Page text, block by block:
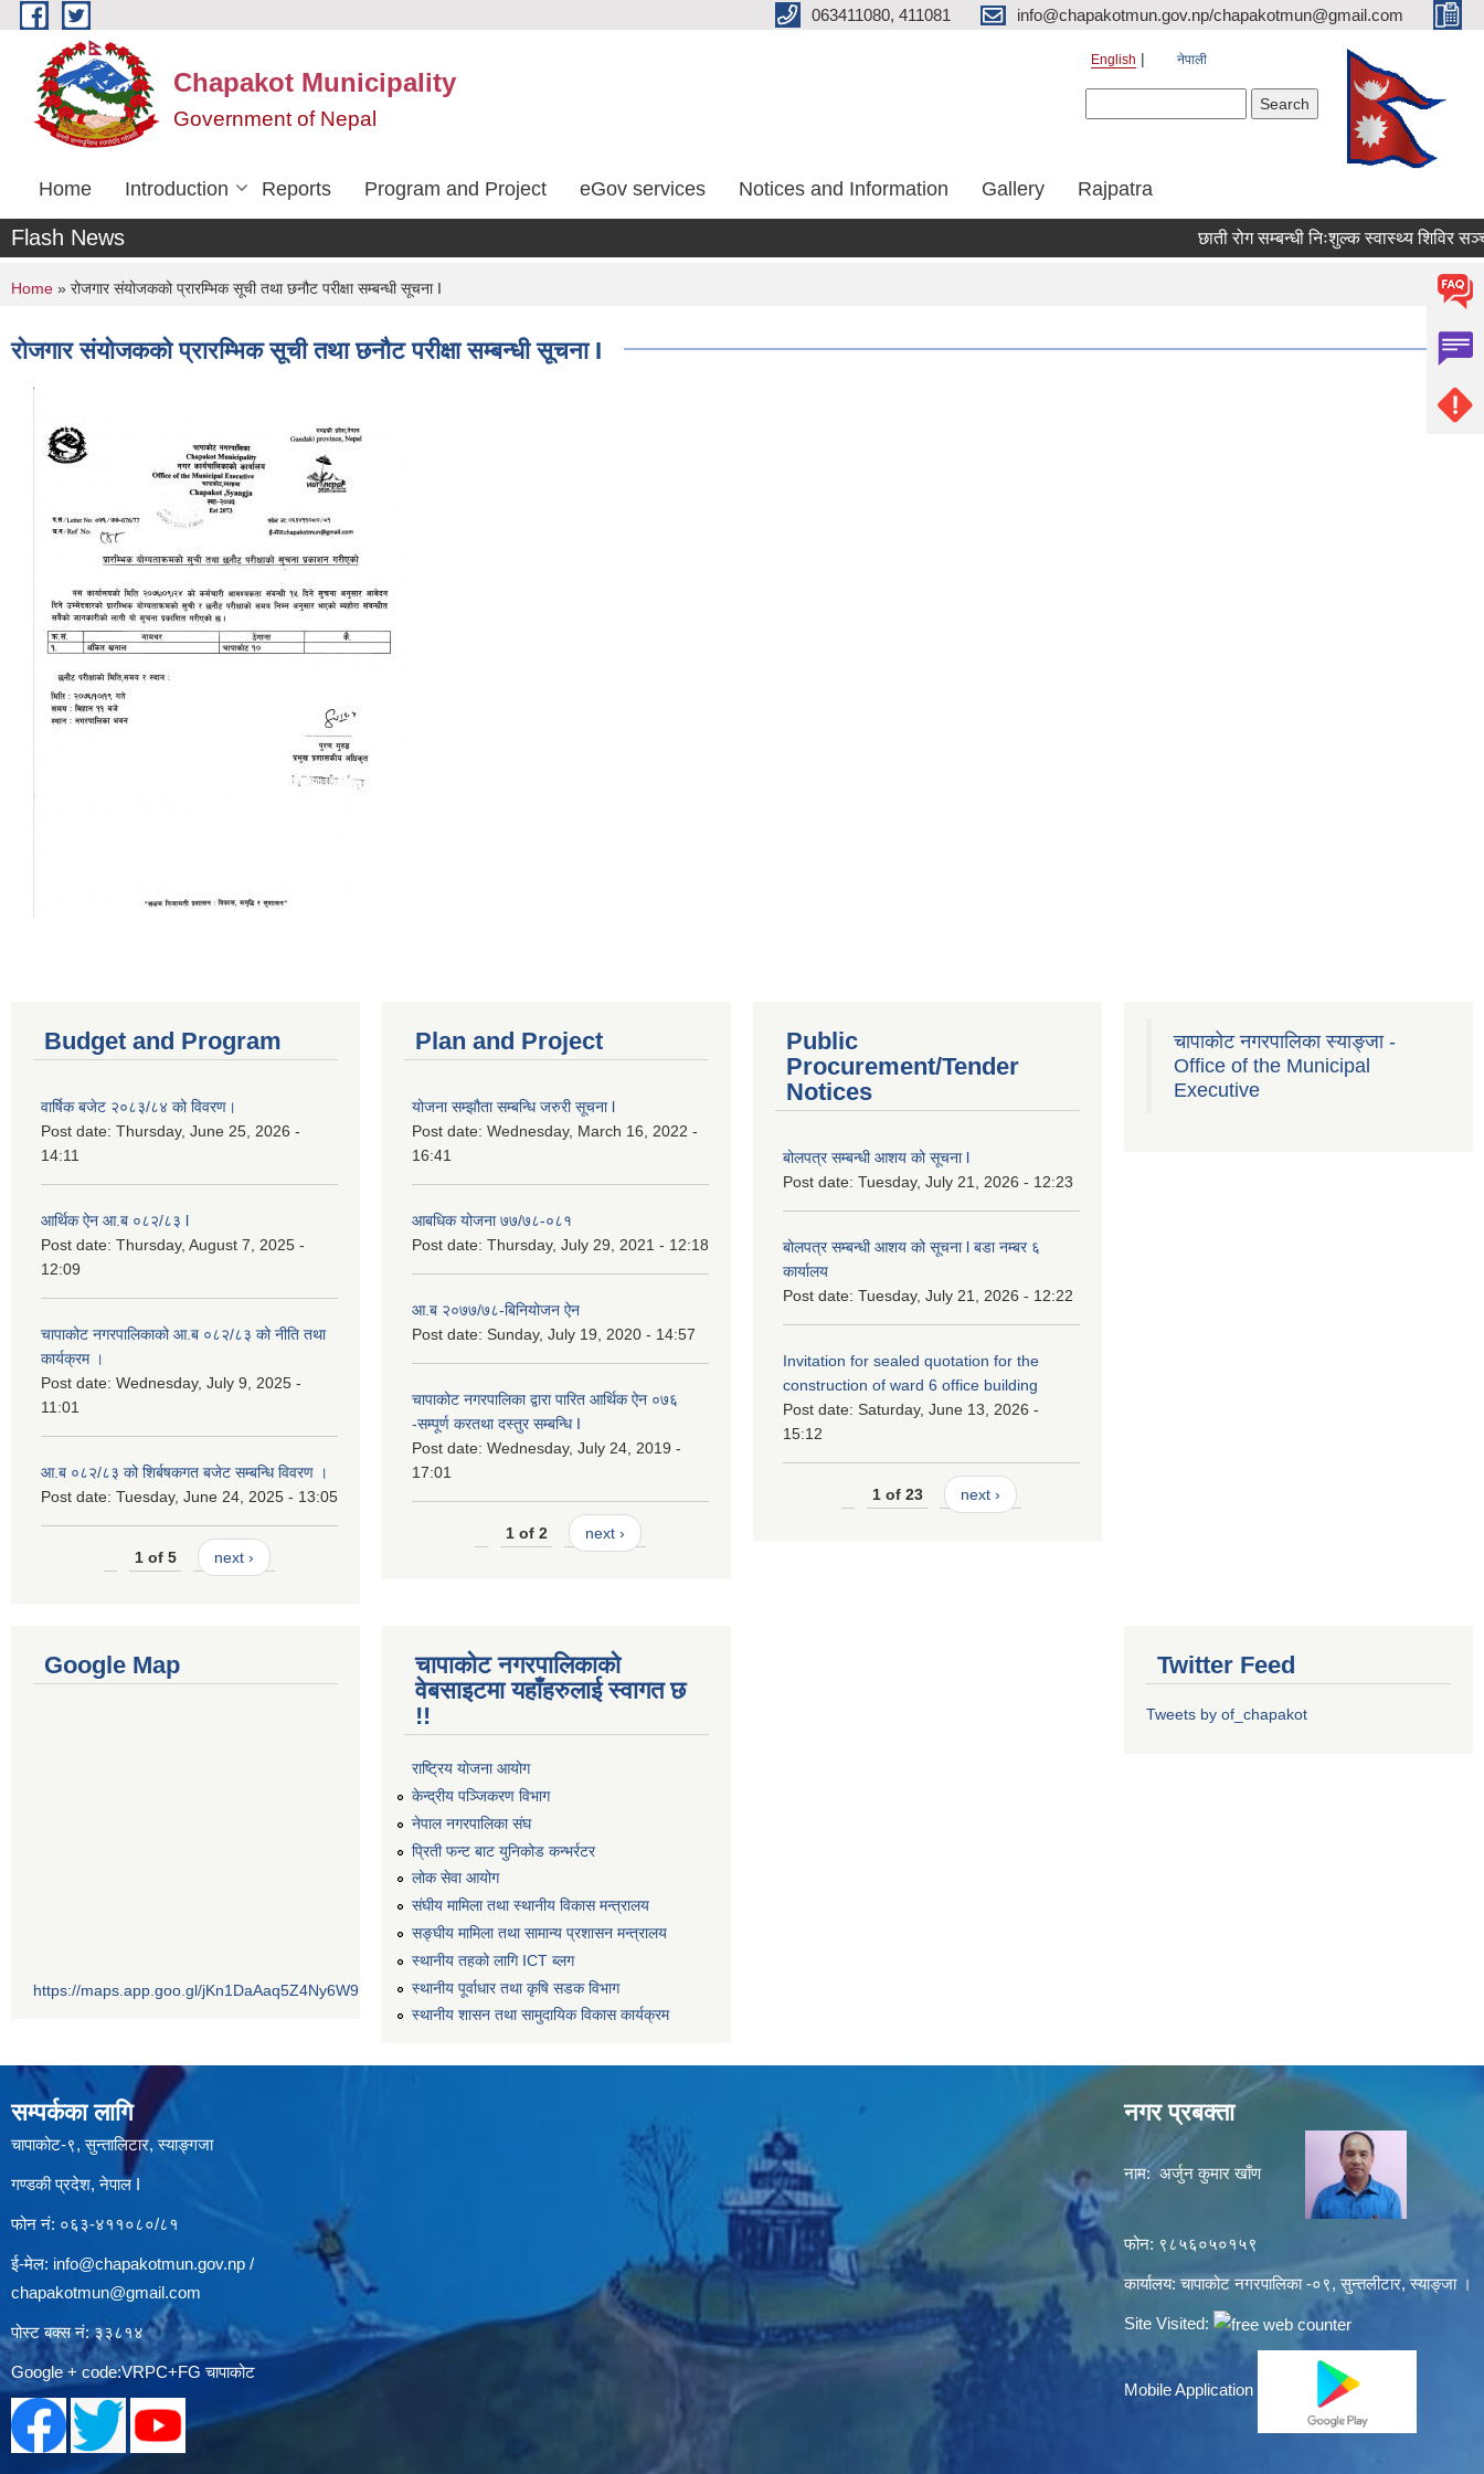
Skip to main content 063411080, 411081 info@chapakotmun.gov.np/chapakotmun@gmail.com
Chapakot Municipality
Government of Nepal
English नेपाली
Home Introduction Reports Program and Project eGov services Notices and Information Gallery Rajpatra
Flash News छाती रोग सम्बन्धी निःशुल्क स्वास्थ्य शिविर
You are here
Home » रोजगार संयोजकको प्रारम्भिक सूची तथा छनौट परीक्षा सम्बन्धी सूचना I
रोजगार संयोजकको प्रारम्भिक सूची तथा छनौट परीक्षा सम्बन्धी सूचना I
Budget and Program
वार्षिक बजेट २०८३/८४ को विवरण।
Post date: Thursday, June 25, 2026 -
14:11
आर्थिक ऐन आ.ब ०८२/८३ l
Post date: Thursday, August 7, 2025 -
12:09
चापाकोट नगरपालिकाको आ.ब ०८२/८३ को नीति तथा
कार्यक्रम ।
Post date: Wednesday, July 9, 2025 -
11:01
आ.ब ०८२/८३ को शिर्बषकगत बजेट सम्बन्धि विवरण ।
Post date: Tuesday, June 24, 2025 - 13:05
1 of 5 next ›
Plan and Project
योजना सम्झौता सम्बन्धि जरुरी सूचना l
Post date: Wednesday, March 16, 2022 -
16:41
आबधिक योजना ७७/७८-०८१
Post date: Thursday, July 29, 2021 - 12:18
आ.ब २०७७/७८-बिनियोजन ऐन
Post date: Sunday, July 19, 2020 - 14:57
चापाकोट नगरपालिका द्वारा पारित आर्थिक ऐन ०७६
-सम्पूर्ण करतथा दस्तुर सम्बन्धि I
Post date: Wednesday, July 24, 2019 -
17:01
1 of 2 next ›
Public
Procurement/Tender
Notices
बोलपत्र सम्बन्धी आशय को सूचना l
Post date: Tuesday, July 21, 2026 - 12:23
बोलपत्र सम्बन्धी आशय को सूचना l बडा नम्बर ६
कार्यालय
Post date: Tuesday, July 21, 2026 - 12:22
Invitation for sealed quotation for the
construction of ward 6 office building
Post date: Saturday, June 13, 2026 -
15:12
1 of 23 next ›
चापाकोट नगरपालिका स्याङ्जा -
Office of the Municipal
Executive
Google Map
https://maps.app.goo.gl/jKn1DaAaq5Z4Ny6W9
चापाकोट नगरपालिकाको
वेबसाइटमा यहाँहरुलाई स्वागत छ
!!
राष्ट्रिय योजना आयोग
केन्द्रीय पञ्जिकरण विभाग
नेपाल नगरपालिका संघ
प्रिती फन्ट बाट युनिकोड कन्भर्रटर
लोक सेवा आयोग
संघीय मामिला तथा स्थानीय विकास मन्त्रालय
सङ्घीय मामिला तथा सामान्य प्रशासन मन्त्रालय
स्थानीय तहको लागि ICT ब्लग
स्थानीय पूर्वाधार तथा कृषि सडक विभाग
स्थानीय शासन तथा सामुदायिक विकास कार्यक्रम
Twitter Feed
Tweets by of_chapakot
सम्पर्कका लागि
चापाकोट-९, सुन्तालिटार, स्याङ्गजा
गण्डकी प्रदेश, नेपाल I
फोन नं: ०६३-४११०८०/८१
ई-मेल: info@chapakotmun.gov.np /
chapakotmun@gmail.com
पोस्ट बक्स नं: ३३८१४
Google + code:VRPC+FG चापाकोट
नगर प्रबक्ता
नाम: अर्जुन कुमार खाँण
फोन: ९८५६०५०१५९
कार्यालय: चापाकोट नगरपालिका -०९, सुन्तलीटार, स्याङ्जा ।
Site Visited:
Mobile Application